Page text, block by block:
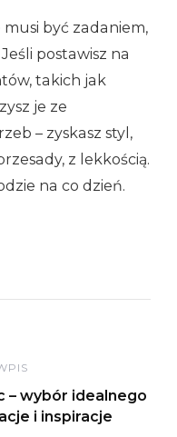
musi być zadaniem,
postawisz na
takich jak
je ze
– zyskasz styl,
z lekkością.
na co dzień.
– wybór idealnego
i inspiracje